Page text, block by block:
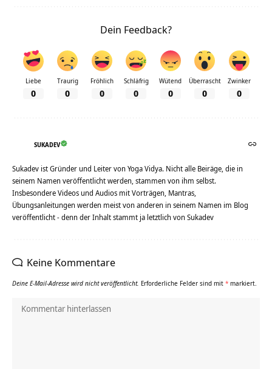
Dein Feedback?
Liebe
0
Traurig
0
Fröhlich
0
Schläfrig
0
Wütend
0
Überrascht
0
Zwinker
0
SUKADEV
Sukadev ist Gründer und Leiter von Yoga Vidya. Nicht alle Beiräge, die in
seinem Namen veröffentlicht werden, stammen von ihm selbst.
Insbesondere Videos und Audios mit Vorträgen, Mantras,
Übungsanleitungen werden meist von anderen in seinem Namen im Blog
veröffentlicht - denn der Inhalt stammt ja letztlich von Sukadev
Keine Kommentare
Deine E-Mail-Adresse wird nicht veröffentlicht. Erforderliche Felder sind mit * markiert.